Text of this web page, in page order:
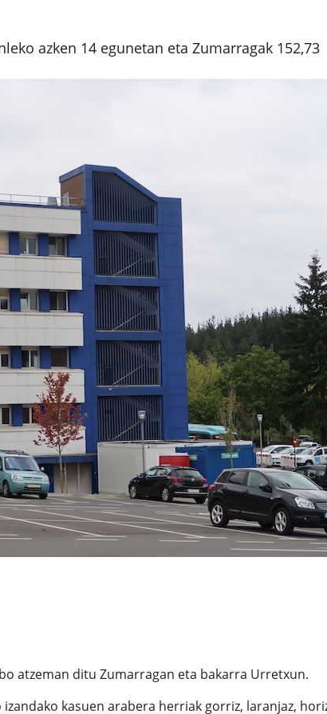
azken 14 egunetan eta Zumarragak 152,73
atzeman ditu Zumarragan eta bakarra Urretxun.
kasuen arabera herriak gorriz, laranjaz,